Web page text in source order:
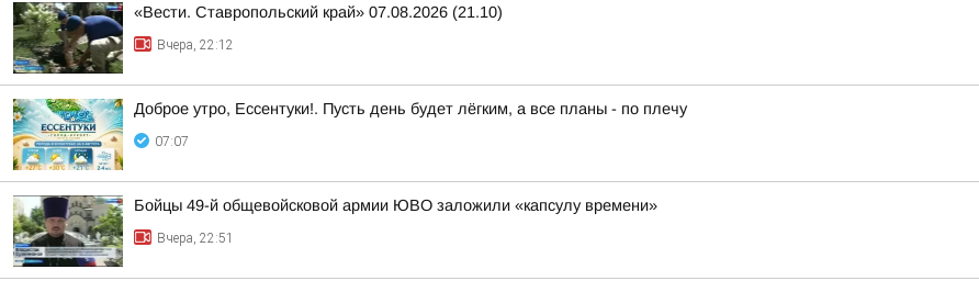
«Вести. Ставропольский край» 07.08.2026 (21.10)
Вчера, 22:12
Доброе утро, Ессентуки!. Пусть день будет лёгким, а все планы - по плечу
07:07
Бойцы 49-й общевойсковой армии ЮВО заложили «капсулу времени»
Вчера, 22:51